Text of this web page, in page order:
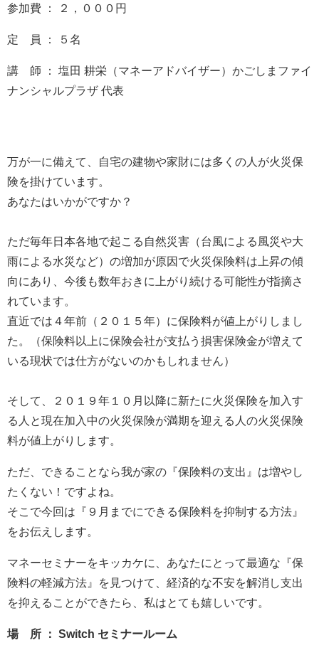
参加費 ： ２，０００円
定 員 ： ５名
講 師 ： 塩田 耕栄（マネーアドバイザー）かごしまファイ
ナンシャルプラザ 代表
万が一に備えて、自宅の建物や家財には多くの人が火災保
険を掛けています。
あなたはいかがですか？
ただ毎年日本各地で起こる自然災害（台風による風災や大
雨による水災など）の増加が原因で火災保険料は上昇の傾
向にあり、今後も数年おきに上がり続ける可能性が指摘さ
れています。
直近では４年前（２０１５年）に保険料が値上がりしまし
た。（保険料以上に保険会社が支払う損害保険金が増えて
いる現状では仕方がないのかもしれません）
そして、２０１９年１０月以降に新たに火災保険を加入す
る人と現在加入中の火災保険が満期を迎える人の火災保険
料が値上がりします。
ただ、できることなら我が家の『保険料の支出』は増やし
たくない！ですよね。
そこで今回は『９月までにできる保険料を抑制する方法』
をお伝えします。
マネーセミナーをキッカケに、あなたにとって最適な『保
険料の軽減方法』を見つけて、経済的な不安を解消し支出
を抑えることができたら、私はとても嬉しいです。
場 所 ： Switch セミナールーム